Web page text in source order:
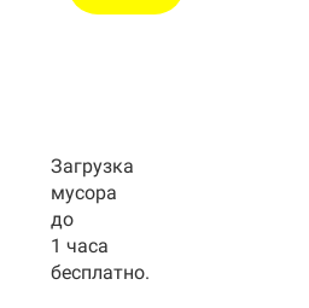
Загрузка
мусора
до
1 часа
бесплатно.